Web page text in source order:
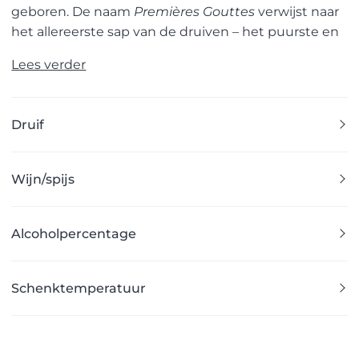
geboren. De naam Premières Gouttes verwijst naar
het allereerste sap van de druiven – het puurste en
Lees verder
Druif
Wijn/spijs
Alcoholpercentage
Schenktemperatuur